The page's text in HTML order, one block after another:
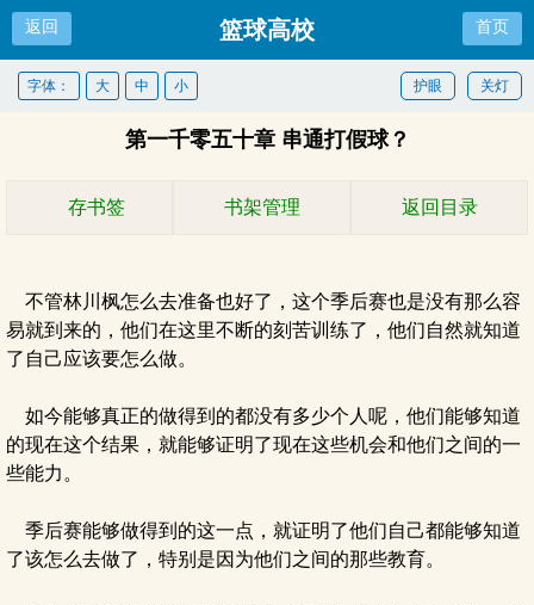
返回 篮球高校 首页
关灯
护眼
字体： 大 中 小
第一千零五十章 串通打假球？
存书签 书架管理 返回目录
不管林川枫怎么去准备也好了，这个季后赛也是没有那么容
易就到来的，他们在这里不断的刻苦训练了，他们自然就知道
了自己应该要怎么做。
如今能够真正的做得到的都没有多少个人呢，他们能够知道
的现在这个结果，就能够证明了现在这些机会和他们之间的一
些能力。
季后赛能够做得到的这一点，就证明了他们自己都能够知道
了该怎么去做了，特别是因为他们之间的那些教育。